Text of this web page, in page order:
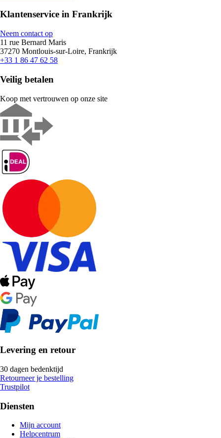
Klantenservice in Frankrijk
Neem contact op
11 rue Bernard Maris
37270 Montlouis-sur-Loire, Frankrijk
+33 1 86 47 62 58
Veilig betalen
Koop met vertrouwen op onze site
Levering en retour
30 dagen bedenktijd
Retourneer je bestelling
Trustpilot
Diensten
Mijn account
Helpcentrum